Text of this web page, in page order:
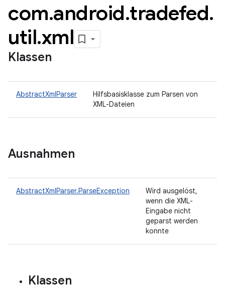
com.android.tradefed.
util.xml
Klassen
AbstractXmlParser
Hilfsbasisklasse zum Parsen von
XML-Dateien
Ausnahmen
AbstractXmlParser.ParseException
Wird ausgelöst,
wenn die XML-
Eingabe nicht
geparst werden
konnte
Klassen